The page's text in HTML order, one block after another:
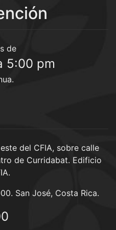
de
5:00 pm
del CFIA, sobre calle
de Curridabat. Edificio
San José, Costa Rica.